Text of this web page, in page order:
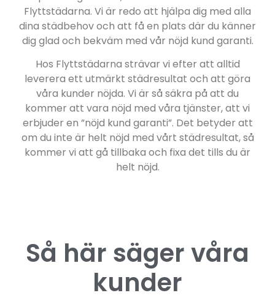
Flyttstädarna. Vi är redo att hjälpa dig med alla
dina städbehov och att få en plats där du känner
dig glad och bekväm med vår nöjd kund garanti.
Hos Flyttstädarna strävar vi efter att alltid
leverera ett utmärkt städresultat och att göra
våra kunder nöjda. Vi är så säkra på att du
kommer att vara nöjd med våra tjänster, att vi
erbjuder en ”nöjd kund garanti”. Det betyder att
om du inte är helt nöjd med vårt städresultat, så
kommer vi att gå tillbaka och fixa det tills du är
helt nöjd.
Så här säger våra
kunder